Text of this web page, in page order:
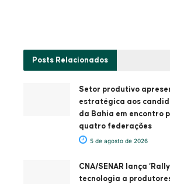
Posts Relacionados
Setor produtivo
estratégica aos
da Bahia em encontro
quatro federações
5 de agosto de 2026
CNA/SENAR lança
tecnologia a